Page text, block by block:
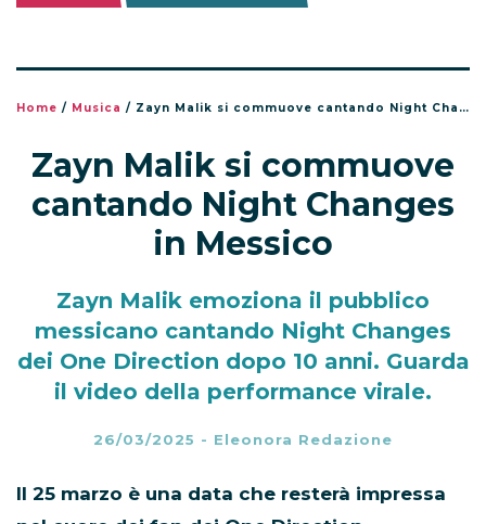
Home / Musica / Zayn Malik si commuove cantando Night Changes in Messico
Zayn Malik si commuove
cantando Night Changes
in Messico
Zayn Malik emoziona il pubblico
messicano cantando Night Changes
dei One Direction dopo 10 anni. Guarda
il video della performance virale.
26/03/2025 - Eleonora Redazione
Il 25 marzo è una data che resterà impressa